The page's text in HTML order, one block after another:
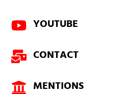
YOUTUBE
CONTACT
MENTIONS